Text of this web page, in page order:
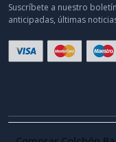
Suscríbete a nuestro
anticipadas, últimas